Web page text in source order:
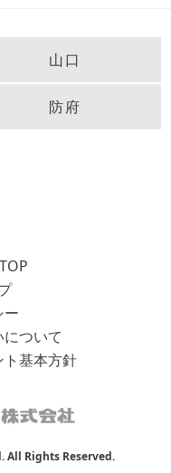
山口
防府
ー
ついて
ト基本方針
All Rights Reserved.